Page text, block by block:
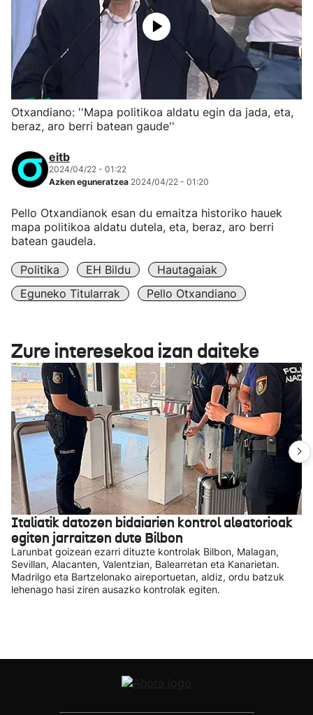
Otxandiano: ''Mapa politikoa aldatu egin da jada, eta,
beraz, aro berri batean gaude''
eitb
2024/04/22 - 01:22
Azken eguneratzea 2024/04/22 - 01:20
Pello Otxandianok esan du emaitza historiko hauek
mapa politikoa aldatu dutela, eta, beraz, aro berri
batean gaudela.
Politika EH Bildu
Hautagaiak
Eguneko Titularrak
Pello Otxandiano
Zure interesekoa izan daiteke
Italiatik datozen bidaiarien kontrol aleatorioak
egiten jarraitzen dute Bilbon
Larunbat goizean ezarri dituzte kontrolak Bilbon, Malagan,
Sevillan, Alacanten, Valentzian, Balearretan eta Kanarietan.
Madrilgo eta Bartzelonako aireportuetan, aldiz, ordu batzuk
lehenago hasi ziren ausazko kontrolak egiten.